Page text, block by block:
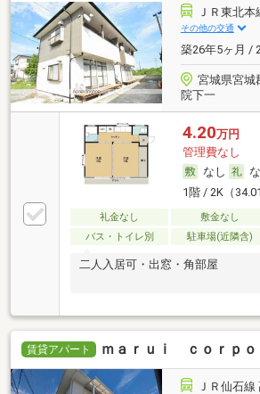
ＪＲ東北
その他の交通
築26年5ヶ月 /
宮城県宮城
院下一
4.20万円
管理費なし
なし
1階 / 2K（
礼金なし 敷金なし
バス・トイレ別
駐車場(近隣含)
二人入居可・出窓・角部屋
賃貸アパート ｍａｒｕｉ ｃｏｒｐｏ
ＪＲ仙石